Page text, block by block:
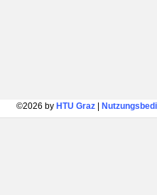
©2026 by HTU Graz|